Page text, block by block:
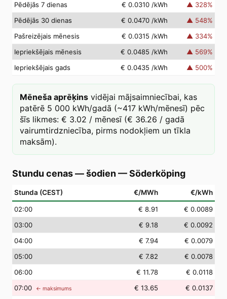
Pēdējās 7 dienas
€ 0.0310 /kWh ▲ 328%
Pēdējās 30 dienas
€ 0.0470 /kWh ▲ 548%
Pašreizējais mēnesis
€ 0.0315 /kWh ▲ 334%
Iepriekšējais mēnesis
€ 0.0485 /kWh ▲ 569%
Iepriekšējais gads
€ 0.0435 /kWh ▲ 500%
Mēneša aprēķins vidējai mājsaimniecībai, kas
patērē 5 000 kWh/gadā (~417 kWh/mēnesī) pēc
šīs likmes: € 3.02 / mēnesī (€ 36.26 / gadā
vairumtirdzniecība, pirms nodokļiem un tīkla
maksām).
Stundu cenas — šodien —Söderköping
Stunda (CEST) €/MWh €/kWh
02:00 € 8.91
€ 0.0089
03:00 € 9.18
€ 0.0092
04:00 € 7.94
€ 0.0079
05:00 € 7.82
€ 0.0078
06:00 € 11.78
€ 0.0118
07:00 ← maksimums € 13.65
€ 0.0137